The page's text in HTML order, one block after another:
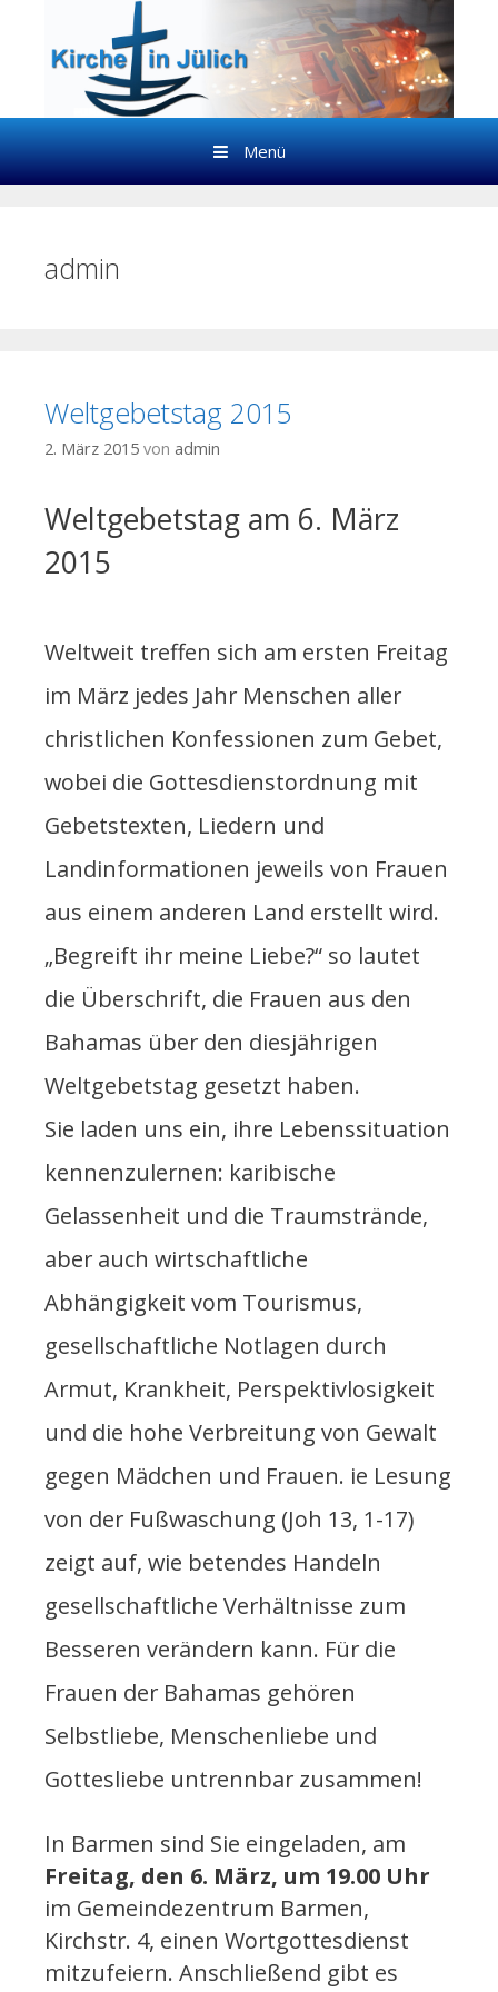
Springe zum Inhalt
Menü
admin
Weltgebetstag 2015
2. März 2015 von admin
Weltgebetstag am 6. März
2015
Weltweit treffen sich am ersten Freitag
im März jedes Jahr Menschen aller
christlichen Konfessionen zum Gebet,
wobei die Gottesdienstordnung mit
Gebetstexten, Liedern und
Landinformationen jeweils von Frauen
aus einem anderen Land erstellt wird.
„Begreift ihr meine Liebe?“ so lautet
die Überschrift, die Frauen aus den
Bahamas über den diesjährigen
Weltgebetstag gesetzt haben.
Sie laden uns ein, ihre Lebenssituation
kennenzulernen: karibische
Gelassenheit und die Traumstrände,
aber auch wirtschaftliche
Abhängigkeit vom Tourismus,
gesellschaftliche Notlagen durch
Armut, Krankheit, Perspektivlosigkeit
und die hohe Verbreitung von Gewalt
gegen Mädchen und Frauen. ie Lesung
von der Fußwaschung (Joh 13, 1-17)
zeigt auf, wie betendes Handeln
gesellschaftliche Verhältnisse zum
Besseren verändern kann. Für die
Frauen der Bahamas gehören
Selbstliebe, Menschenliebe und
Gottesliebe untrennbar zusammen!
In Barmen sind Sie eingeladen, am
Freitag, den 6. März, um 19.00 Uhr
im Gemeindezentrum Barmen,
Kirchstr. 4, einen Wortgottesdienst
mitzufeiern. Anschließend gibt es